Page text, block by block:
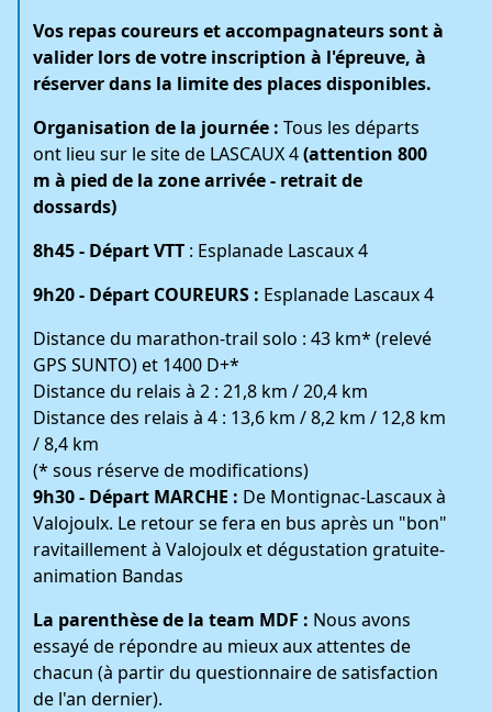
Vos repas coureurs et accompagnateurs sont à
valider lors de votre inscription à l'épreuve, à
réserver dans la limite des places disponibles.
Organisation de la journée : Tous les départs
ont lieu sur le site de LASCAUX 4(attention 800
m à pied de la zone arrivée - retrait de
dossards)
8h45 - Départ VTT : Esplanade Lascaux 4
9h20 - Départ COUREURS : Esplanade Lascaux 4
Distance du marathon-trail solo : 43 km* (relevé
GPS SUNTO) et 1400 D+*
Distance du relais à 2 : 21,8 km / 20,4 km
Distance des relais à 4 : 13,6 km / 8,2 km / 12,8 km
/ 8,4 km
(* sous réserve de modifications)
9h30 - Départ MARCHE : De Montignac-Lascaux à
Valojoulx. Le retour se fera en bus après un "bon"
ravitaillement à Valojoulx et dégustation gratuite-
animation Bandas
La parenthèse de la team MDF : Nous avons
essayé de répondre au mieux aux attentes de
chacun (à partir du questionnaire de satisfaction
de l'an dernier).